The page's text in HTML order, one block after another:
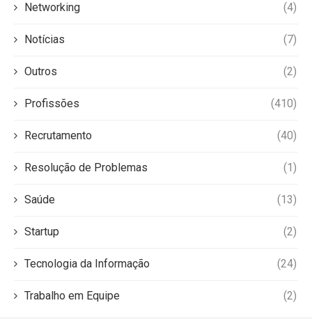
Networking (4)
Notícias (7)
Outros (2)
Profissões (410)
Recrutamento (40)
Resolução de Problemas (1)
Saúde (13)
Startup (2)
Tecnologia da Informação (24)
Trabalho em Equipe (2)